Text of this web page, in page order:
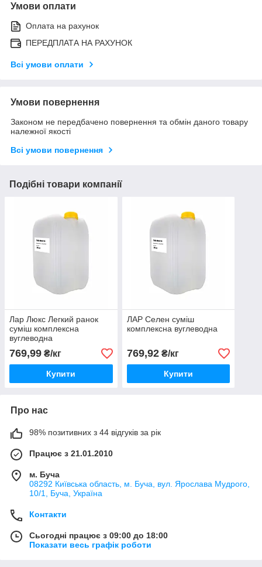
Умови оплати
Оплата на рахунок
ПЕРЕДПЛАТА НА РАХУНОК
Всі умови оплати
Умови повернення
Законом не передбачено повернення та обмін даного товару
належної якості
Всі умови повернення
Подібні товари компанії
Лар Люкс Легкий ранок
суміш комплексна
вуглеводна
769,99 ₴/кг
Купити
ЛАР Селен суміш
комплексна вуглеводна
769,92₴/кг
Купити
Про нас
98% позитивних з 44 відгуків за рік
Працює з 21.01.2010
м. Буча
08292 Київська область, м. Буча, вул. Ярослава Мудрого,
10/1, Буча, Україна
Контакти
Сьогодні працює з 09:00 до 18:00
Показати весь графік роботи